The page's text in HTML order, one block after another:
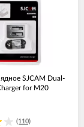
SJCAM Dual-
for M20
(110)